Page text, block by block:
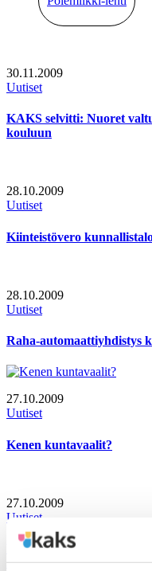
30.11.2009
Uutiset
KAKS selvitti: Nuoret
kouluun
28.10.2009
Uutiset
Kiinteistövero
28.10.2009
Uutiset
Raha-automaattiyhdistys
27.10.2009
Uutiset
Kenen kuntavaalit?
27.10.2009
Uutiset
JULKISUUDESSA